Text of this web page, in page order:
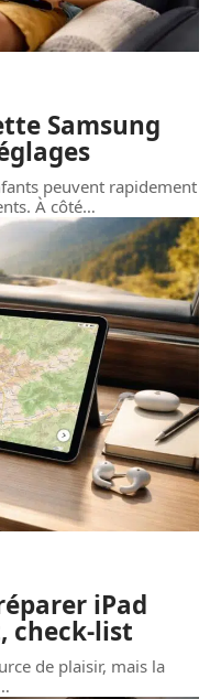
Samsung
peuvent rapidement
À côté…
iPad
check-list
de plaisir, mais la